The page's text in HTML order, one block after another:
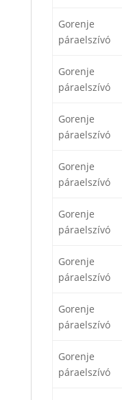
Gorenje
páraelszívó
Gorenje
páraelszívó
Gorenje
páraelszívó
Gorenje
páraelszívó
Gorenje
páraelszívó
Gorenje
páraelszívó
Gorenje
páraelszívó
Gorenje
páraelszívó